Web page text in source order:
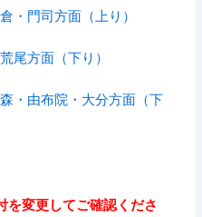
・門司方面（上り）
尾方面（下り）
・由布院・大分方面（下
を変更してご確認くださ